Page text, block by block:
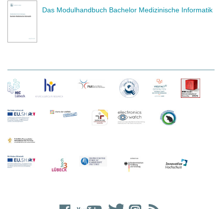
Das Modulhandbuch Bachelor Medizinische Informatik